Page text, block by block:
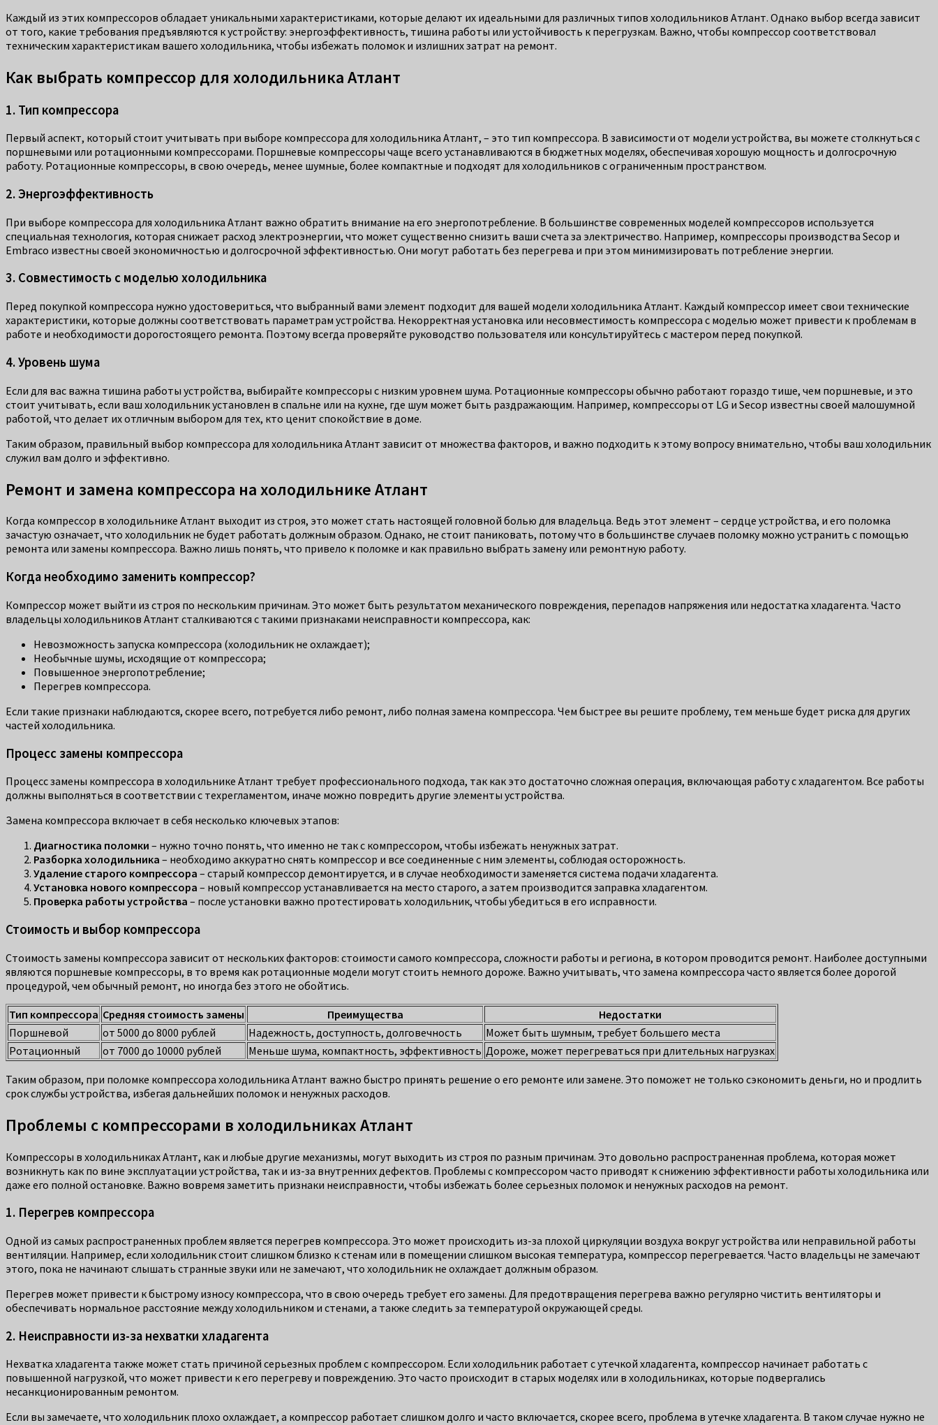
Каждый из этих компрессоров обладает уникальными характеристиками, которые делают их идеальными для различных типов холодильников Атлант. Однако выбор всегда зависит
от того, какие требования предъявляются к устройству: энергоэффективность, тишина работы или устойчивость к перегрузкам. Важно, чтобы компрессор соответствовал
техническим характеристикам вашего холодильника, чтобы избежать поломок и излишних затрат на ремонт.
Как выбрать компрессор для холодильника Атлант
1. Тип компрессора
Первый аспект, который стоит учитывать при выборе компрессора для холодильника Атлант, – это тип компрессора. В зависимости от модели устройства, вы можете столкнуться с
поршневыми или ротационными компрессорами. Поршневые компрессоры чаще всего устанавливаются в бюджетных моделях, обеспечивая хорошую мощность и долгосрочную
работу. Ротационные компрессоры, в свою очередь, менее шумные, более компактные и подходят для холодильников с ограниченным пространством.
2. Энергоэффективность
При выборе компрессора для холодильника Атлант важно обратить внимание на его энергопотребление. В большинстве современных моделей компрессоров используется
специальная технология, которая снижает расход электроэнергии, что может существенно снизить ваши счета за электричество. Например, компрессоры производства Secop и
Embraco известны своей экономичностью и долгосрочной эффективностью. Они могут работать без перегрева и при этом минимизировать потребление энергии.
3. Совместимость с моделью холодильника
Перед покупкой компрессора нужно удостовериться, что выбранный вами элемент подходит для вашей модели холодильника Атлант. Каждый компрессор имеет свои технические
характеристики, которые должны соответствовать параметрам устройства. Некорректная установка или несовместимость компрессора с моделью может привести к проблемам в
работе и необходимости дорогостоящего ремонта. Поэтому всегда проверяйте руководство пользователя или консультируйтесь с мастером перед покупкой.
4. Уровень шума
Если для вас важна тишина работы устройства, выбирайте компрессоры с низким уровнем шума. Ротационные компрессоры обычно работают гораздо тише, чем поршневые, и это
стоит учитывать, если ваш холодильник установлен в спальне или на кухне, где шум может быть раздражающим. Например, компрессоры от LG и Secop известны своей малошумной
работой, что делает их отличным выбором для тех, кто ценит спокойствие в доме.
Таким образом, правильный выбор компрессора для холодильника Атлант зависит от множества факторов, и важно подходить к этому вопросу внимательно, чтобы ваш холодильник
служил вам долго и эффективно.
Ремонт и замена компрессора на холодильнике Атлант
Когда компрессор в холодильнике Атлант выходит из строя, это может стать настоящей головной болью для владельца. Ведь этот элемент – сердце устройства, и его поломка
зачастую означает, что холодильник не будет работать должным образом. Однако, не стоит паниковать, потому что в большинстве случаев поломку можно устранить с помощью
ремонта или замены компрессора. Важно лишь понять, что привело к поломке и как правильно выбрать замену или ремонтную работу.
Когда необходимо заменить компрессор?
Компрессор может выйти из строя по нескольким причинам. Это может быть результатом механического повреждения, перепадов напряжения или недостатка хладагента. Часто
владельцы холодильников Атлант сталкиваются с такими признаками неисправности компрессора, как:
Невозможность запуска компрессора (холодильник не охлаждает);
Необычные шумы, исходящие от компрессора;
Повышенное энергопотребление;
Перегрев компрессора.
Если такие признаки наблюдаются, скорее всего, потребуется либо ремонт, либо полная замена компрессора. Чем быстрее вы решите проблему, тем меньше будет риска для других
частей холодильника.
Процесс замены компрессора
Процесс замены компрессора в холодильнике Атлант требует профессионального подхода, так как это достаточно сложная операция, включающая работу с хладагентом. Все работы
должны выполняться в соответствии с техрегламентом, иначе можно повредить другие элементы устройства.
Замена компрессора включает в себя несколько ключевых этапов:
Диагностика поломки – нужно точно понять, что именно не так с компрессором, чтобы избежать ненужных затрат.
Разборка холодильника – необходимо аккуратно снять компрессор и все соединенные с ним элементы, соблюдая осторожность.
Удаление старого компрессора – старый компрессор демонтируется, и в случае необходимости заменяется система подачи хладагента.
Установка нового компрессора – новый компрессор устанавливается на место старого, а затем производится заправка хладагентом.
Проверка работы устройства – после установки важно протестировать холодильник, чтобы убедиться в его исправности.
Стоимость и выбор компрессора
Стоимость замены компрессора зависит от нескольких факторов: стоимости самого компрессора, сложности работы и региона, в котором проводится ремонт. Наиболее доступными
являются поршневые компрессоры, в то время как ротационные модели могут стоить немного дороже. Важно учитывать, что замена компрессора часто является более дорогой
процедурой, чем обычный ремонт, но иногда без этого не обойтись.
Тип компрессора Средняя стоимость замены Преимущества
Недостатки
Поршневой
от 5000 до 8000 рублей Надежность, доступность, долговечность
Может быть шумным, требует большего места
Ротационный
от 7000 до 10000 рублей Меньше шума, компактность, эффективность Дороже, может перегреваться при длительных нагрузках
Таким образом, при поломке компрессора холодильника Атлант важно быстро принять решение о его ремонте или замене. Это поможет не только сэкономить деньги, но и продлить
срок службы устройства, избегая дальнейших поломок и ненужных расходов.
Проблемы с компрессорами в холодильниках Атлант
Компрессоры в холодильниках Атлант, как и любые другие механизмы, могут выходить из строя по разным причинам. Это довольно распространенная проблема, которая может
возникнуть как по вине эксплуатации устройства, так и из-за внутренних дефектов. Проблемы с компрессором часто приводят к снижению эффективности работы холодильника или
даже его полной остановке. Важно вовремя заметить признаки неисправности, чтобы избежать более серьезных поломок и ненужных расходов на ремонт.
1. Перегрев компрессора
Одной из самых распространенных проблем является перегрев компрессора. Это может происходить из-за плохой циркуляции воздуха вокруг устройства или неправильной работы
вентиляции. Например, если холодильник стоит слишком близко к стенам или в помещении слишком высокая температура, компрессор перегревается. Часто владельцы не замечают
этого, пока не начинают слышать странные звуки или не замечают, что холодильник не охлаждает должным образом.
Перегрев может привести к быстрому износу компрессора, что в свою очередь требует его замены. Для предотвращения перегрева важно регулярно чистить вентиляторы и
обеспечивать нормальное расстояние между холодильником и стенами, а также следить за температурой окружающей среды.
2. Неисправности из-за нехватки хладагента
Нехватка хладагента также может стать причиной серьезных проблем с компрессором. Если холодильник работает с утечкой хладагента, компрессор начинает работать с
повышенной нагрузкой, что может привести к его перегреву и повреждению. Это часто происходит в старых моделях или в холодильниках, которые подвергались
несанкционированным ремонтом.
Если вы замечаете, что холодильник плохо охлаждает, а компрессор работает слишком долго и часто включается, скорее всего, проблема в утечке хладагента. В таком случае нужно не